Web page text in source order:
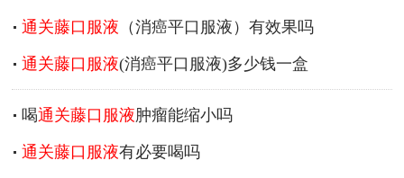
通关藤口服液 （消癌平口服液）有效果吗
通关藤口服液(消癌平口服液)多少钱一盒
喝通关藤口服液 肿瘤能缩小吗
通关藤口服液有必要喝吗